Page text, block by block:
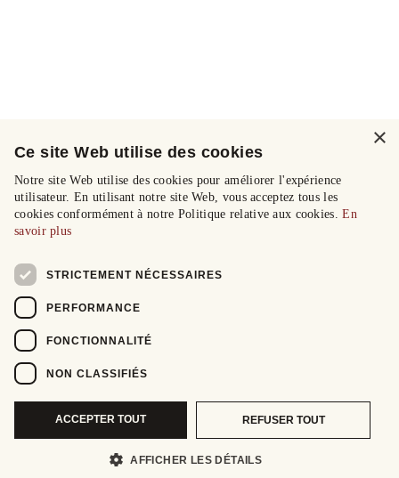
×
Ce site Web utilise des cookies
Notre site Web utilise des cookies pour améliorer l'expérience
utilisateur. En utilisant notre site Web, vous acceptez tous les
cookies conformément à notre Politique relative aux cookies.En
savoir plus
STRICTEMENT NÉCESSAIRES
PERFORMANCE
FONCTIONNALITÉ
NON CLASSIFIÉS
ACCEPTER TOUT REFUSER TOUT
AFFICHER LES DÉTAILS